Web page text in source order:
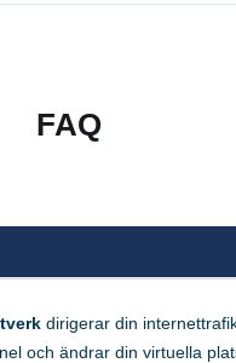
FAQ
dirigerar din
och ändrar din virtuella